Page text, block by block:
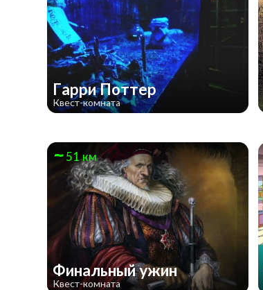
Гарри Поттер
Квест-комната
51 км
Финальный ужин
Квест-комната